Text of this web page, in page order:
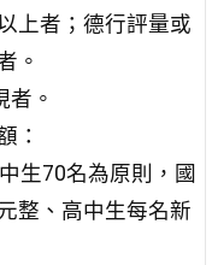
上者；德行評量或
。
者。
：
生70名為原則，國
整、高中生每名新